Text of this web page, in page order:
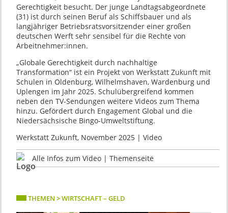
Gerechtigkeit besucht. Der junge Landtagsabgeordnete
(31) ist durch seinen Beruf als Schiffsbauer und als
langjähriger Betriebsratsvorsitzender einer großen
deutschen Werft sehr sensibel für die Rechte von
Arbeitnehmer:innen.
„Globale Gerechtigkeit durch nachhaltige
Transformation“ ist ein Projekt von Werkstatt Zukunft mit
Schulen in Oldenburg, Wilhelmshaven, Wardenburg und
Uplengen im Jahr 2025. Schulübergreifend kommen
neben den TV-Sendungen weitere Videos zum Thema
hinzu. Gefördert durch Engagement Global und die
Niedersächsische Bingo-Umweltstiftung.
Werkstatt Zukunft, November 2025 | Video
Alle Infos zum Video | Themenseite
THEMEN > WIRTSCHAFT – GELD